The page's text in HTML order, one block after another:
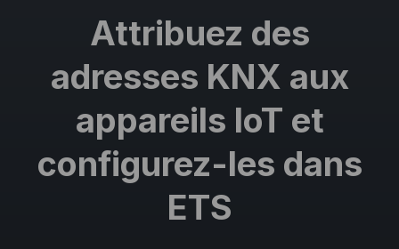
Attribuez des
adresses KNX aux
appareils IoT et
configurez-les dans
ETS